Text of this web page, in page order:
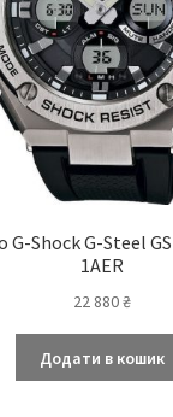
G-Shock G-Steel
1AER
22 880₴
Додати в кошик